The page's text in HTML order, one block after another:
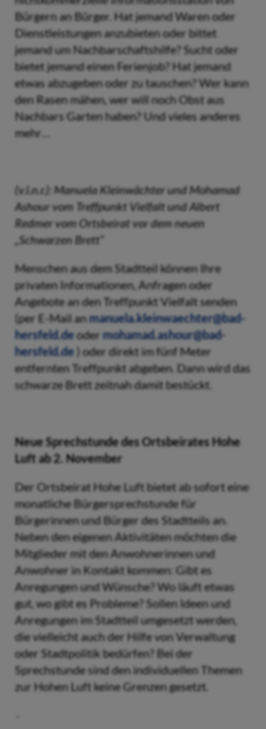
Bürgern an Bürger. Hat jemand Waren oder
Dienstleistungen anzubieten oder bittet
jemand um Nachbarschaftshilfe? Sucht oder
bietet jemand einen Ferienjob? Hat jemand
etwas abzugeben oder zu tauschen? Wer kann
den Rasen mähen, wer will noch Obst aus
Nachbars Garten haben? Und vieles anderes
mehr…
(v.l.n.r.): Manuela Kleinwächter und Mohamad
Ashour vom Treffpunkt Vielfalt und Albert
Redmer vom Ortsbeirat vor dem neuen
„Schwarzen Brett“
Menschen aus dem Stadtteil können Ihre
privaten Informationen, Anfragen oder
Angebote an den Treffpunkt Vielfalt senden
(per E-Mail anmanuela.kleinwaechter@bad-
hersfeld.deodermohamad.ashour@bad-
hersfeld.de ) oder direkt im fünf Meter
entfernten Treffpunkt abgeben. Dann wird das
schwarze Brett zeitnah damit bestückt.
Neue Sprechstunde des Ortsbeirates Hohe
Luft ab 2. November
Der Ortsbeirat Hohe Luft bietet ab sofort eine
monatliche Bürgersprechstunde für
Bürgerinnen und Bürger des Stadtteils an.
Neben den eigenen Aktivitäten möchten die
Mitglieder mit den Anwohnerinnen und
Anwohner in Kontakt kommen: Gibt es
Anregungen und Wünsche? Wo läuft etwas
gut, wo gibt es Probleme? Sollen Ideen und
Anregungen im Stadtteil umgesetzt werden,
die vielleicht auch der Hilfe von Verwaltung
oder Stadtpolitik bedürfen? Bei der
Sprechstunde sind den individuellen Themen
zur Hohen Luft keine Grenzen gesetzt.